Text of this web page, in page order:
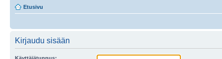
Etusivu
Kirjaudu sisään